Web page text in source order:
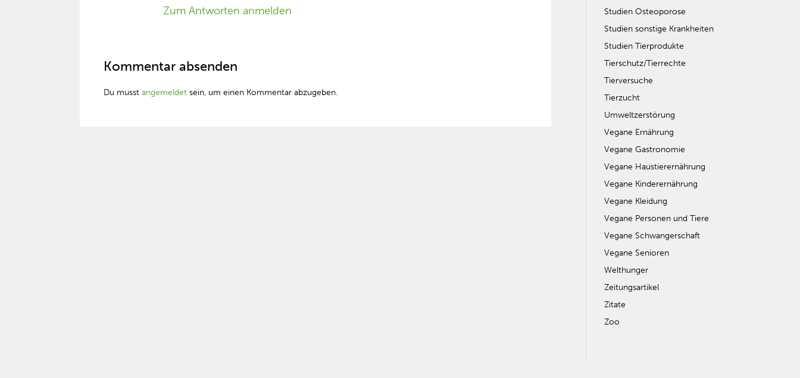
Zum Antworten anmelden
Kommentar absenden
Du musstangemeldet sein, um einen Kommentar abzugeben.
Studien Osteoporose
Studien sonstige Krankheiten
Studien Tierprodukte
Tierschutz/Tierrechte
Tierversuche
Tierzucht
Umweltzerstörung
Vegane Ernährung
Vegane Gastronomie
Vegane Haustierernährung
Vegane Kinderernährung
Vegane Kleidung
Vegane Personen und Tiere
Vegane Schwangerschaft
Vegane Senioren
Welthunger
Zeitungsartikel
Zitate
Zoo